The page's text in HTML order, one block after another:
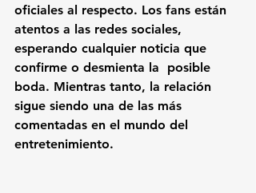
oficiales al respecto. Los fans están
atentos a las redes sociales,
esperando cualquier noticia que
confirme o desmienta la  posible
boda. Mientras tanto, la relación
sigue siendo una de las más
comentadas en el mundo del
entretenimiento.